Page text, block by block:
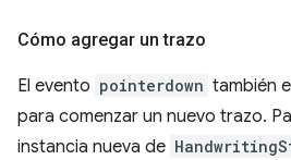
Cómo agregar un trazo
El evento pointerdown también
para comenzar un nuevo trazo.
instancia nueva de